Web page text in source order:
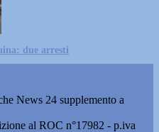
due arresti
News 24 supplemento a
al ROC n°17982 - p.iva